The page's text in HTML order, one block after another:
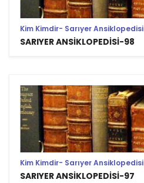
Kim Kimdir- Sarıyer Ansiklopedisi
SARIYER ANSİKLOPEDİSİ-98
Kim Kimdir- Sarıyer Ansiklopedisi
SARIYER ANSİKLOPEDİSİ-97